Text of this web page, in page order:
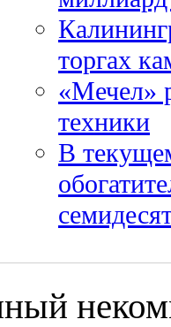
торгах
«Мечел»
техники
В